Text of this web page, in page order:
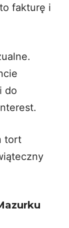
fakturę i
do
.
tort